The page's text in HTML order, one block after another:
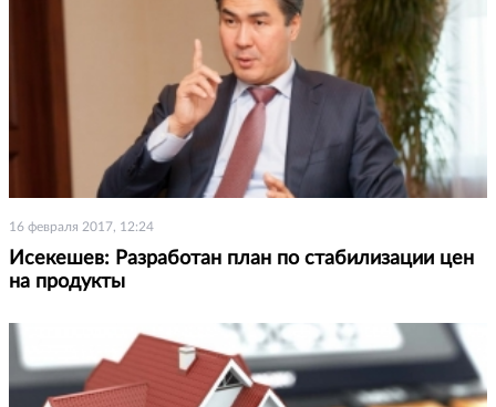
16 февраля 2017, 12:24
Исекешев: Разработан план по стабилизации цен
на продукты